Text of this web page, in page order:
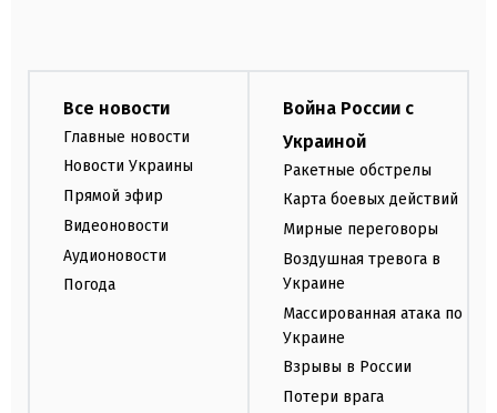
Все новости
Главные новости
Новости Украины
Прямой эфир
Видеоновости
Аудионовости
Погода
Война России с
Украиной
Ракетные обстрелы
Карта боевых действий
Мирные переговоры
Воздушная тревога в
Украине
Массированная атака по
Украине
Взрывы в России
Потери врага